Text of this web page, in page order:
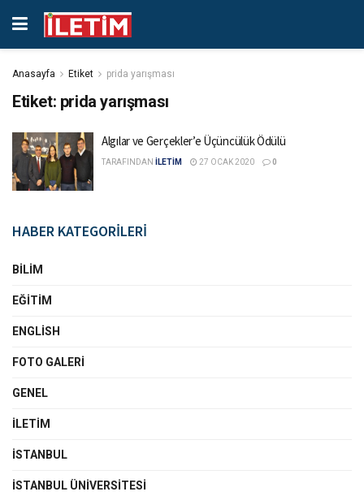
Anasayfa Etiket prida yarışması
Etiket: prida yarışması
Algılar ve Gerçekler’e Üçüncülük Ödülü
TARAFINDAN İLETİM 27 OCAK 2020 0
HABER KATEGORİLERİ
BILIM
EĞITIM
ENGLISH
FOTO GALERI
GENEL
İLETIM
İSTANBUL
İSTANBUL ÜNIVERSITESI